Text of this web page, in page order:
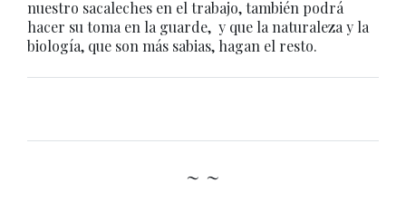
nuestro sacaleches en el trabajo, también podrá
hacer su toma en la guarde, y que la naturaleza y la
biología, que son más sabias, hagan el resto.
~ ~